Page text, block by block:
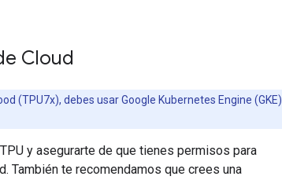
Cloud
(TPU7x), debes usar Google Kubernetes Engine (GKE).
y asegurarte de que tienes permisos para
También te recomendamos que crees una